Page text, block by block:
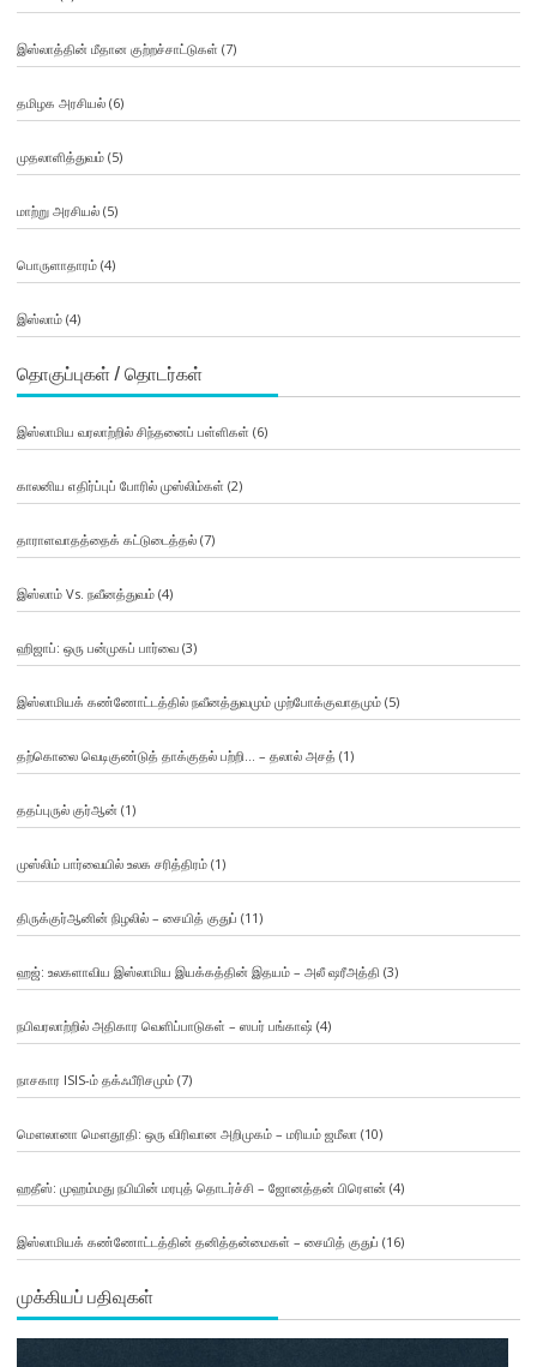
இஸ்லாத்தின் மீதான குற்றச்சாட்டுகள் (7)
தமிழக அரசியல்(6)
முதலாளித்துவம்(5)
மாற்று அரசியல்(5)
பொருளாதாரம்(4)
இஸ்லாம்(4)
தொகுப்புகள் / தொடர்கள்
இஸ்லாமிய வரலாற்றில் சிந்தனைப் பள்ளிகள் (6)
காலனிய எதிர்ப்புப் போரில் முஸ்லிம்கள் (2)
தாராளவாதத்தைக் கட்டுடைத்தல்(7)
இஸ்லாம் Vs. நவீனத்துவம்(4)
ஹிஜாப்: ஒரு பன்முகப் பார்வை(3)
இஸ்லாமியக் கண்ணோட்டத்தில் நவீனத்துவமும் முற்போக்குவாதமும்(5)
தற்கொலை வெடிகுண்டுத் தாக்குதல் பற்றி… – தலால் அசத் (1)
ததப்புருல் குர்ஆன் (1)
முஸ்லிம் பார்வையில் உலக சரித்திரம்(1)
திருக்குர்ஆனின் நிழலில் – சையித் குதுப் (11)
ஹஜ்: உலகளாவிய இஸ்லாமிய இயக்கத்தின் இதயம் – அலீ ஷரீஅத்தி (3)
நபிவரலாற்றில் அதிகார வெளிப்பாடுகள் – ஸபர் பங்காஷ் (4)
நாசகார ISIS-ம் தக்ஃபீரிசமும்(7)
மௌலானா மௌதூதி: ஒரு விரிவான அறிமுகம் – மரியம் ஜமீலா (10)
ஹதீஸ்: முஹம்மது நபியின் மரபுத் தொடர்ச்சி – ஜோனத்தன் பிரௌன் (4)
இஸ்லாமியக் கண்ணோட்டத்தின் தனித்தன்மைகள் – சையித் குதுப் (16)
முக்கியப் பதிவுகள்